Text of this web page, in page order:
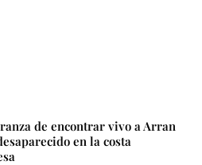
de encontrar vivo a Arran
en la costa